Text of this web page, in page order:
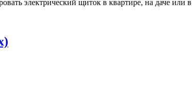
электрический щиток в квартире, на даче или